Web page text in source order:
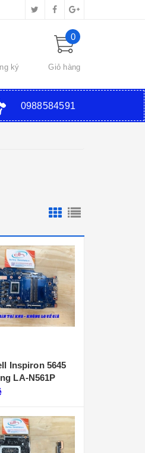
ký
0
Giỏ hàng
0988584591
Inspiron 5645
LA-N561P